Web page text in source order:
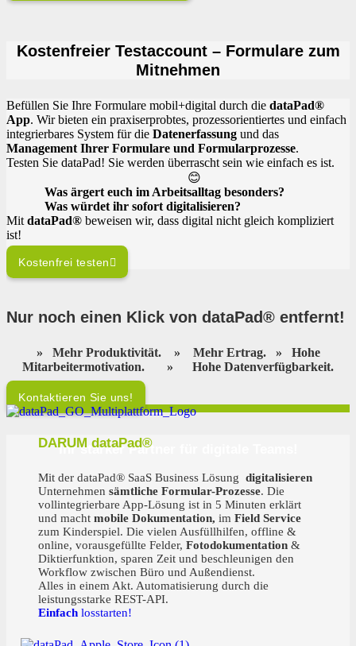
Kostenfreier Testaccount – Formulare zum
Mitnehmen
Befüllen Sie Ihre Formulare mobil+digital durch die dataPad®
App. Wir bieten ein praxiserprobtes, prozessorientiertes und einfach
integrierbares System für die Datenerfassung und das
Management Ihrer Formulare und Formularprozesse.
Testen Sie dataPad! Sie werden überrascht sein wie einfach es ist.
😊
Was ärgert euch im Arbeitsalltag besonders?
Was würdet ihr sofort digitalisieren?
Mit dataPad® beweisen wir, dass digital nicht gleich kompliziert
ist!
Kostenfrei testen
Nur noch einen Klick von dataPad® entfernt!
» Mehr Produktivität. » Mehr Ertrag. »
Hohe
Mitarbeitermotivation. » Hohe Datenverfügbarkeit.
Kontaktieren Sie uns!
Ihr starker Partner für digitale Teams!
DARUM dataPad®
Mit der dataPad® SaaS Business Lösungdigitalisieren
Unternehmensämtliche Formular-Prozesse. Die
vollintegrierbare App-Lösung ist in 5 Minuten erklärt
und machtmobile Dokumentation, imField Service
zum Kinderspiel. Die vielen Ausfüllhilfen, offline &
online, vorausgefüllte Felder,Fotodokumentation &
Diktierfunktion, sparen Zeit und beschleunigen den
Workflow zwischen Büro und Außendienst.
Alles in einem Akt. Automatisierung durch die
leistungsstarke REST-API.
Einfach losstarten!